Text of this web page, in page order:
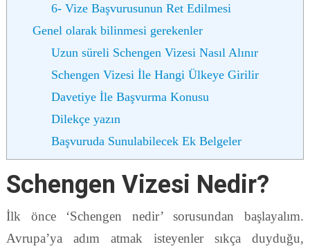
6- Vize Başvurusunun Ret Edilmesi
Genel olarak bilinmesi gerekenler
Uzun süreli Schengen Vizesi Nasıl Alınır
Schengen Vizesi İle Hangi Ülkeye Girilir
Davetiye İle Başvurma Konusu
Dilekçe yazın
Başvuruda Sunulabilecek Ek Belgeler
Schengen Vizesi Nedir?
İlk önce ‘Schengen nedir’ sorusundan başlayalım.
Avrupa’ya adım atmak isteyenler sıkça duyduğu,